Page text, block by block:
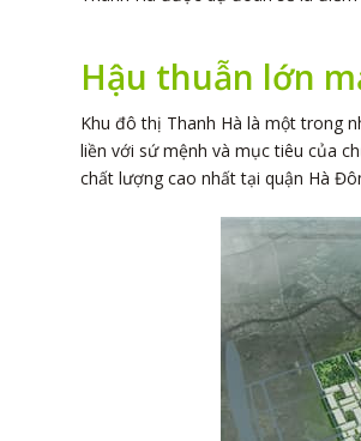
Hậu thuẫn lớn
Khu đô thị Thanh Hà là một trong
liền với sứ mệnh và mục tiêu của
chất lượng cao nhất tại quận Hà